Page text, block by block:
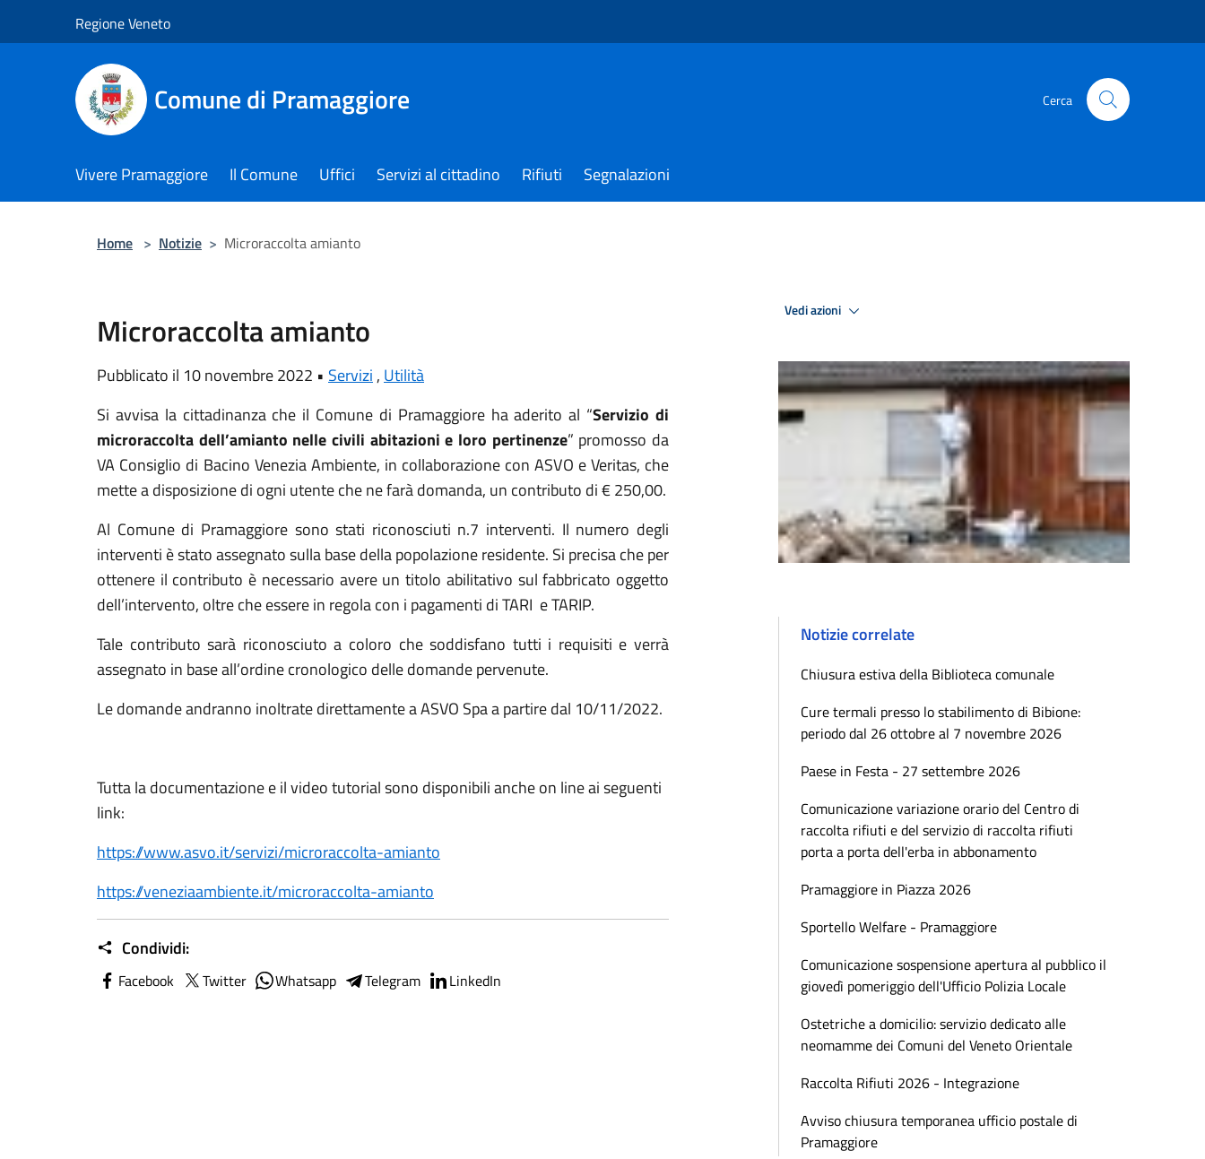
Regione Veneto
Comune di Pramaggiore Cerca
Vivere Pramaggiore Il Comune Uffici Servizi al cittadino Rifiuti Segnalazioni
Home > Notizie > Microraccolta amianto
Microraccolta amianto
Pubblicato il 10 novembre 2022 • Servizi , Utilità
Si avvisa la cittadinanza che il Comune di Pramaggiore ha aderito al “Servizio di
microraccolta dell’amianto nelle civili abitazioni e loro pertinenze” promosso da
VA Consiglio di Bacino Venezia Ambiente, in collaborazione con ASVO e Veritas, che
mette a disposizione di ogni utente che ne farà domanda, un contributo di € 250,00.
Al Comune di Pramaggiore sono stati riconosciuti n.7 interventi. Il numero degli
interventi è stato assegnato sulla base della popolazione residente. Si precisa che per
ottenere il contributo è necessario avere un titolo abilitativo sul fabbricato oggetto
dell’intervento, oltre che essere in regola con i pagamenti di TARI e TARIP.
Tale contributo sarà riconosciuto a coloro che soddisfano tutti i requisiti e verrà
assegnato in base all’ordine cronologico delle domande pervenute.
Le domande andranno inoltrate direttamente a ASVO Spa a partire dal 10/11/2022.
Tutta la documentazione e il video tutorial sono disponibili anche on line ai seguenti
link:
https://www.asvo.it/servizi/microraccolta-amianto
https://veneziaambiente.it/microraccolta-amianto
Condividi:
Facebook Twitter Whatsapp Telegram LinkedIn
Vedi azioni
Notizie correlate
Chiusura estiva della Biblioteca comunale
Cure termali presso lo stabilimento di Bibione:
periodo dal 26 ottobre al 7 novembre 2026
Paese in Festa - 27 settembre 2026
Comunicazione variazione orario del Centro di
raccolta rifiuti e del servizio di raccolta rifiuti
porta a porta dell'erba in abbonamento
Pramaggiore in Piazza 2026
Sportello Welfare - Pramaggiore
Comunicazione sospensione apertura al pubblico il
giovedì pomeriggio dell'Ufficio Polizia Locale
Ostetriche a domicilio: servizio dedicato alle
neomamme dei Comuni del Veneto Orientale
Raccolta Rifiuti 2026 - Integrazione
Avviso chiusura temporanea ufficio postale di
Pramaggiore